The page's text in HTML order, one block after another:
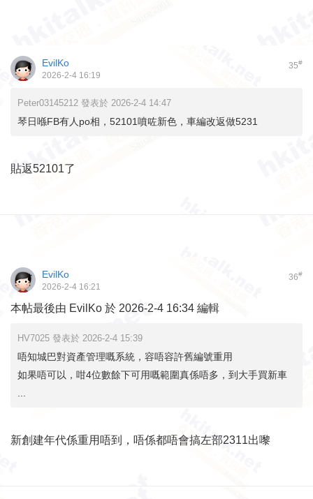
35#
EvilKo
2026-2-4 16:19
Peter03145212 發表於 2026-2-4 14:47
琴日喺FB有人po相，52101噴咗新色，車編改返做5231
貼返52101了
36#
EvilKo
2026-2-4 16:21
本帖最後由 EvilKo 於 2026-2-4 16:34 編輯
HV7025 發表於 2026-2-4 15:39
唔知城巴對資產管理嘅系統，容唔容許舊編號重用
如果唔可以，咁4位數餘下可用嘅範圍真係唔多，到大手買新車
新創建年代係重用唔到，唔係都唔會搞左部2311出嚟